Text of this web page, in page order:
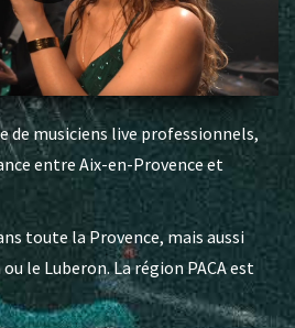
de musiciens live professionnels,
entre Aix-en-Provence et
toute la Provence, mais aussi
le Luberon. La région PACA est